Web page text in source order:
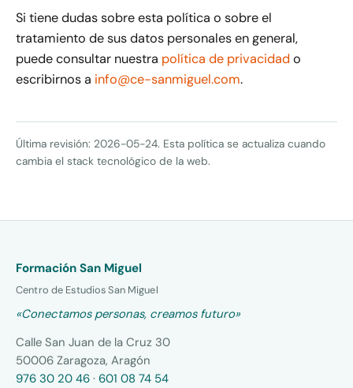
Si tiene dudas sobre esta política o sobre el
tratamiento de sus datos personales en general,
puede consultar nuestra política de privacidado
escribirnos a info@ce-sanmiguel.com.
Última revisión: 2026-05-24. Esta política se actualiza cuando
cambia el stack tecnológico de la web.
Formación San Miguel
Centro de Estudios San Miguel
«Conectamos personas, creamos futuro»
Calle San Juan de la Cruz 30
50006 Zaragoza, Aragón
976 30 20 46 · 601 08 74 54